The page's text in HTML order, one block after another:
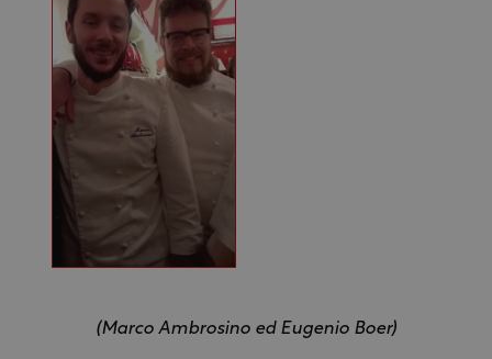
(Marco Ambrosino ed Eugenio Boer)